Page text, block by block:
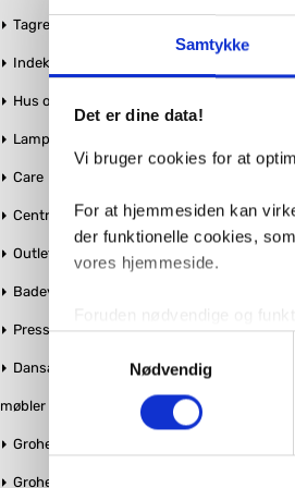
Samtykke
Det er dine data!
Vi bruger cookies for at
For at hjemmesiden kan
der funktionelle cookies,
vores hjemmeside.
med henblik på
VVS-Shoppen.dk bruger
Nødvendig
Tagrender
Indeklima
Hus og Have
Lamper
Care
Centralstøvsuger
Outlet
Badeværelse makeover
Pressalit toiletsæder
Dansani bruseglas &
møbler
Grohe Essence
Grohe QuickFix